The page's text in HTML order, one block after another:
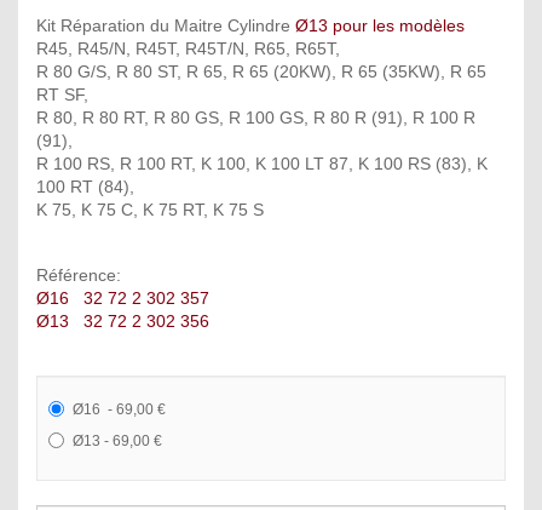
Kit Réparation du Maitre Cylindre Ø13 pour les modèles
R45, R45/N, R45T, R45T/N, R65, R65T,
R 80 G/S, R 80 ST, R 65, R 65 (20KW), R 65 (35KW), R 65
RT SF,
R 80, R 80 RT, R 80 GS, R 100 GS, R 80 R (91), R 100 R
(91),
R 100 RS, R 100 RT, K 100, K 100 LT 87, K 100 RS (83), K
100 RT (84),
K 75, K 75 C, K 75 RT, K 75 S
Référence:
Ø16 32 72 2 302 357
Ø13 32 72 2 302 356
Ø16 - 69,00 €
Ø13 - 69,00 €